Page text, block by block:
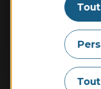
Binic-
6
22520
Tél.
Nos